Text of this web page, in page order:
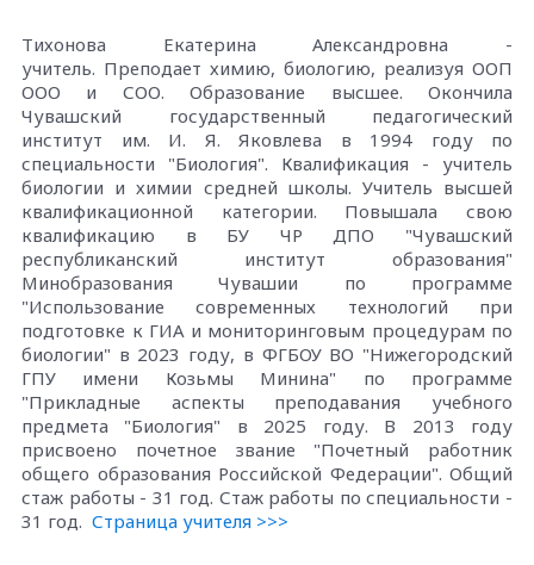
Тихонова Екатерина Александровна -
учитель. Преподает химию, биологию, реализуя ООП
ООО и СОО. Образование высшее. Окончила
Чувашский государственный педагогический
институт им. И. Я. Яковлева в 1994 году по
специальности "Биология". Квалификация - учитель
биологии и химии средней школы. Учитель высшей
квалификационной категории. Повышала свою
квалификацию в БУ ЧР ДПО "Чувашский
республиканский институт образования"
Минобразования Чувашии по программе
"Использование современных технологий при
подготовке к ГИА и мониторинговым процедурам по
биологии" в 2023 году, в ФГБОУ ВО "Нижегородский
ГПУ имени Козьмы Минина" по программе
"Прикладные аспекты преподавания учебного
предмета "Биология" в 2025 году. В 2013 году
присвоено почетное звание "Почетный работник
общего образования Российской Федерации". Общий
стаж работы - 31 год. Стаж работы по специальности -
31 год. Страница учителя >>>